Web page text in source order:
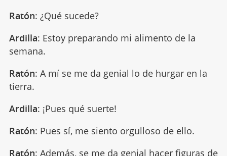
Ratón: ¿Qué sucede?
Ardilla: Estoy preparando mi alimento de la
semana.
Ratón: A mí se me da genial lo de hurgar en la
tierra.
Ardilla: ¡Pues qué suerte!
Ratón: Pues sí, me siento orgulloso de ello.
Ratón: Además, se me da genial hacer figuras de